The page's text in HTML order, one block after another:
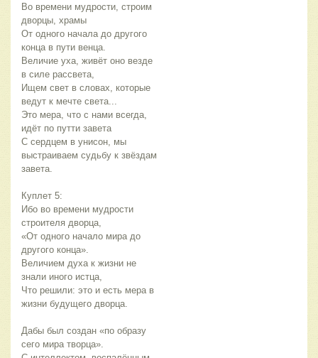
Во времени мудрости, строим
дворцы, храмы
От одного начала до другого
конца в пути венца.
Величие уха, живёт оно везде
в силе рассвета,
Ищем свет в словах, которые
ведут к мечте света...
Это мера, что с нами всегда,
идёт по путти завета
С сердцем в унисон, мы
выстраиваем судьбу к звёздам
завета.
Куплет 5:
Ибо во времени мудрости
строителя дворца,
«От одного начало мира до
другого конца».
Величием духа к жизни не
знали иного истца,
Что решили: это и есть мера в
жизни будущего дворца.
Дабы был создан «по образу
сего мира творца».